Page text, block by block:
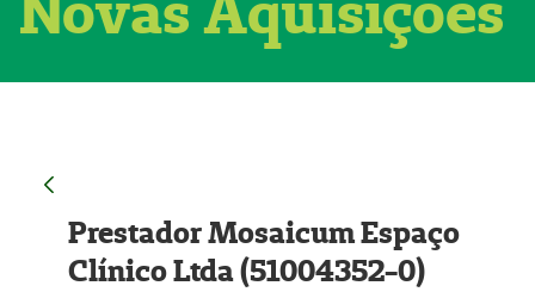
Prestador Mosaicum Espaço
Clínico Ltda (51004352-0)